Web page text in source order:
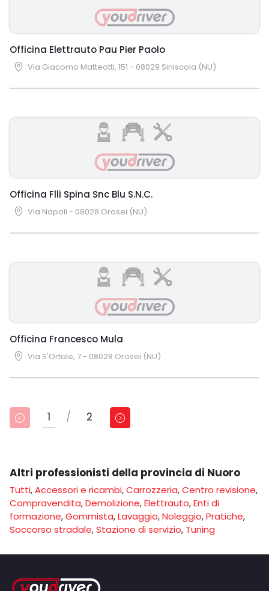
Officina Elettrauto Pau Pier Paolo
Via Giacomo Matteotti, 151 - 08029 Siniscola (NU)
Officina Flli Spina Snc Blu S.N.C.
Via Napoli - 08028 Orosei (NU)
Officina Francesco Mula
Via S'Ortale, 7 - 08028 Orosei (NU)
1 / 2
Altri professionisti della provincia di Nuoro
Tutti,Accessori e ricambi,Carrozzeria,Centro revisione,
Compravendita,Demolizione,Elettrauto,Enti di
formazione,Gommista,Lavaggio,Noleggio,Pratiche,
Soccorso stradale,Stazione di servizio, Tuning